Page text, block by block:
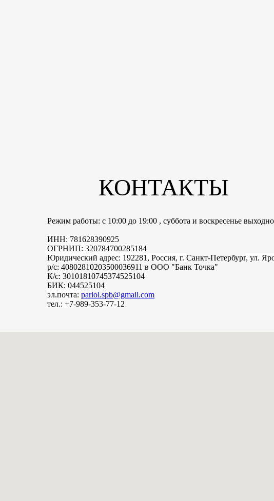
КОНТАКТЫ
Режим работы: с 10:00 до 19:00 , суббота и воскресенье
ИНН: 781628390925
ОГРНИП: 320784700285184
Юридический адрес: 192281, Россия, г. Санкт-Петербург, ул.
р/с: 40802810203500036911 в ООО "Банк Точка"
К/с: 30101810745374525104
БИК: 044525104
эл.почта: pariol.spb@gmail.com
тел.: +7-989-353-77-12